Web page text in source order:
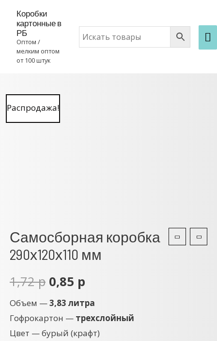
Коробки
картонные в
РБ
Оптом /
мелким оптом
от 100 штук
Распродажа!
Самосборная коробка
290х120х110 мм
1,72р 0,85 р
Объем —3,83 литра
Гофрокартон — трехслойный
Цвет — бурый (крафт)